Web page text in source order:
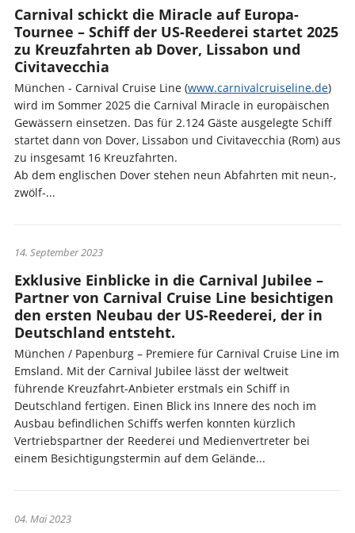
Carnival schickt die Miracle auf Europa-
Tournee – Schiff der US-Reederei startet 2025
zu Kreuzfahrten ab Dover, Lissabon und
Civitavecchia
München - Carnival Cruise Line (www.carnivalcruiseline.de)
wird im Sommer 2025 die Carnival Miracle in europäischen
Gewässern einsetzen. Das für 2.124 Gäste ausgelegte Schiff
startet dann von Dover, Lissabon und Civitavecchia (Rom) aus
zu insgesamt 16 Kreuzfahrten.
Ab dem englischen Dover stehen neun Abfahrten mit neun-,
zwölf-...
14. September 2023
Exklusive Einblicke in die Carnival Jubilee –
Partner von Carnival Cruise Line besichtigen
den ersten Neubau der US-Reederei, der in
Deutschland entsteht.
München / Papenburg – Premiere für Carnival Cruise Line im
Emsland. Mit der Carnival Jubilee lässt der weltweit
führende Kreuzfahrt-Anbieter erstmals ein Schiff in
Deutschland fertigen. Einen Blick ins Innere des noch im
Ausbau befindlichen Schiffs werfen konnten kürzlich
Vertriebspartner der Reederei und Medienvertreter bei
einem Besichtigungstermin auf dem Gelände...
04. Mai 2023